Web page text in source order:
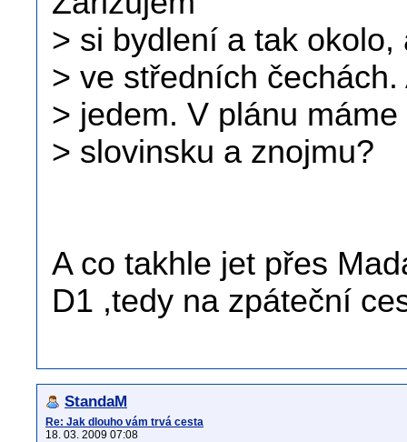
> si bydlení a tak
> ve středních
> jedem. V plánu
> slovinsku a znojmu?
A co takhle jet přes
D1 ,tedy na zpáteční
StandaM
Re: Jak dlouho vám trvá cesta
18. 03. 2009 07:08